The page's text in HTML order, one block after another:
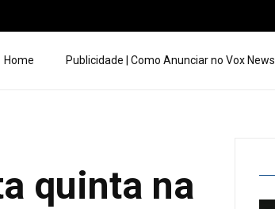
Home Publicidade | Como Anunciar no Vox News
quinta na